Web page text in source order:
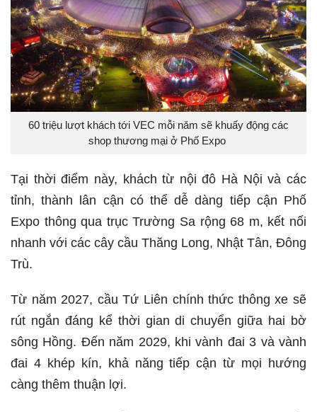
60 triệu lượt khách tới VEC mỗi năm sẽ khuấy động các
shop thương mại ở Phố Expo
Tại thời điểm này, khách từ nội đô Hà Nội và các
tỉnh, thành lân cận có thể dễ dàng tiếp cận Phố
Expo thông qua trục Trường Sa rộng 68 m, kết nối
nhanh với các cây cầu Thăng Long, Nhật Tân, Đông
Trù.
Từ năm 2027, cầu Tứ Liên chính thức thông xe sẽ
rút ngắn đáng kể thời gian di chuyển giữa hai bờ
sông Hồng. Đến năm 2029, khi vành đai 3 và vành
đai 4 khép kín, khả năng tiếp cận từ mọi hướng
càng thêm thuận lợi.